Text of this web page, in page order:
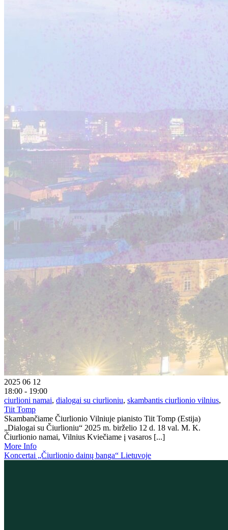
2025 06 12
18:00 - 19:00
ciurlioni namai, dialogai su ciurlioniu, skambantis ciurlionio vilnius,
Tiit Tomp
Skambančiame Čiurlionio Vilniuje pianisto Tiit Tomp (Estija)
„Dialogai su Čiurlioniu“ 2025 m. birželio 12 d. 18 val. M. K.
Čiurlionio namai, Vilnius Kviečiame į vasaros [...]
More Info
Koncertai „Čiurlionio dainų banga“ Lietuvoje